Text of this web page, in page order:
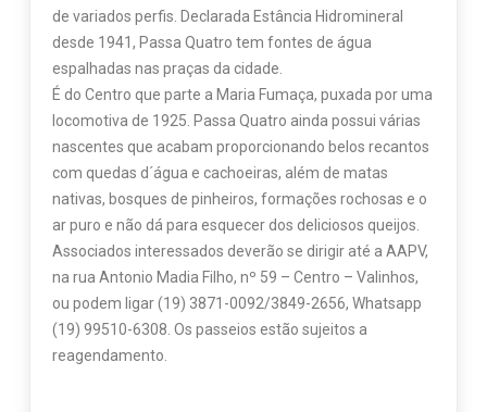
de variados perfis. Declarada Estância Hidromineral
desde 1941, Passa Quatro tem fontes de água
espalhadas nas praças da cidade.
É do Centro que parte a Maria Fumaça, puxada por uma
locomotiva de 1925. Passa Quatro ainda possui várias
nascentes que acabam proporcionando belos recantos
com quedas d´água e cachoeiras, além de matas
nativas, bosques de pinheiros, formações rochosas e o
ar puro e não dá para esquecer dos deliciosos queijos.
Associados interessados deverão se dirigir até a AAPV,
na rua Antonio Madia Filho, nº 59 – Centro – Valinhos,
ou podem ligar (19) 3871-0092/3849-2656, Whatsapp
(19) 99510-6308. Os passeios estão sujeitos a
reagendamento.